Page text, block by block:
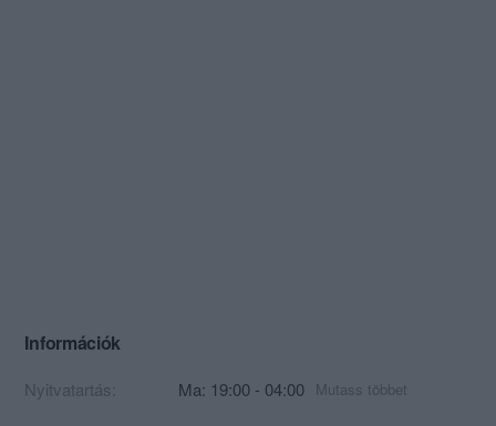
Információk
Nyitvatartás: Ma: 19:00 - 04:00 Mutass többet